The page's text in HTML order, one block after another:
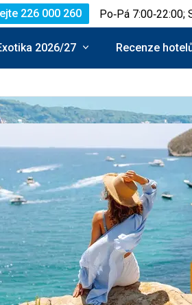
226 000 260 Po‑Pá 7:00‑22:00;
2026/27 Recenze